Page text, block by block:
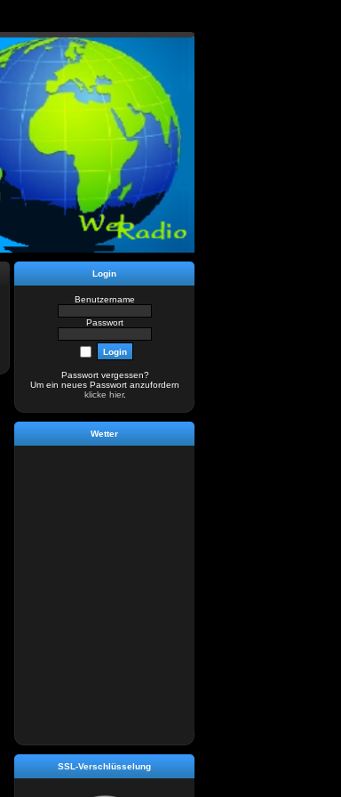
Login
Benutzername
Passwort
Passwort vergessen?
Um ein neues Passwort anzufordern
klicke hier.
Wetter
SSL-Verschlüsselung